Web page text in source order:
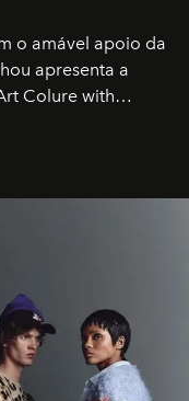
o amável apoio da
apresenta a
Colure with